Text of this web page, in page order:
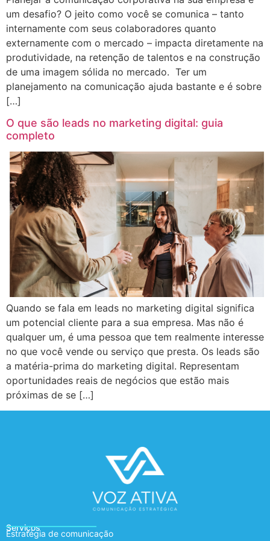
um desafio? O jeito como você se comunica – tanto
internamente com seus colaboradores quanto
externamente com o mercado – impacta diretamente na
produtividade, na retenção de talentos e na construção
de uma imagem sólida no mercado. Ter um
planejamento na comunicação ajuda bastante e é sobre
[…]
O que são leads no marketing digital: guia
completo
Quando se fala em leads no marketing digital significa
um potencial cliente para a sua empresa. Mas não é
qualquer um, é uma pessoa que tem realmente interesse
no que você vende ou serviço que presta. Os leads são
a matéria-prima do marketing digital. Representam
oportunidades reais de negócios que estão mais
próximas de se […]
Serviços
Estratégia de comunicação